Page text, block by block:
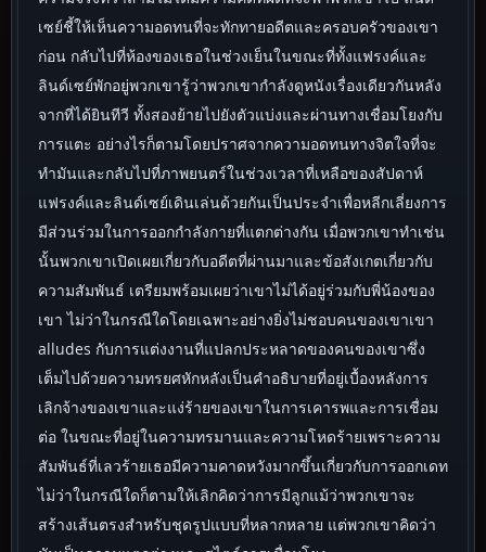
เซย์ชี้ให้เห็นความอดทนที่จะทักทายอดีตและครอบครัวของเขา
ก่อน กลับไปที่ห้องของเธอในช่วงเย็นในขณะที่ทั้งแฟรงค์และ
ลินด์เซย์พักอยู่พวกเขารู้ว่าพวกเขากำลังดูหนังเรื่องเดียวกันหลัง
จากที่ได้ยินทีวี ทั้งสองย้ายไปยังตัวแบ่งและผ่านทางเชื่อมโยงกับ
การแตะ อย่างไรก็ตามโดยปราศจากความอดทนทางจิตใจที่จะ
ทำมันและกลับไปที่ภาพยนตร์ในช่วงเวลาที่เหลือของสัปดาห์
แฟรงค์และลินด์เซย์เดินเล่นด้วยกันเป็นประจำเพื่อหลีกเลี่ยงการ
มีส่วนร่วมในการออกกำลังกายที่แตกต่างกัน เมื่อพวกเขาทำเช่น
นั้นพวกเขาเปิดเผยเกี่ยวกับอดีตที่ผ่านมาและข้อสังเกตเกี่ยวกับ
ความสัมพันธ์ เตรียมพร้อมเผยว่าเขาไม่ได้อยู่ร่วมกับพี่น้องของ
เขา ไม่ว่าในกรณีใดโดยเฉพาะอย่างยิ่งไม่ชอบคนของเขาเขา
alludes กับการแต่งงานที่แปลกประหลาดของคนของเขาซึ่ง
เต็มไปด้วยความทรยศหักหลังเป็นคำอธิบายที่อยู่เบื้องหลังการ
เลิกจ้างของเขาและแง่ร้ายของเขาในการเคารพและการเชื่อม
ต่อ ในขณะที่อยู่ในความทรมานและความโหดร้ายเพราะความ
สัมพันธ์ที่เลวร้ายเธอมีความคาดหวังมากขึ้นเกี่ยวกับการออกเดท
ไม่ว่าในกรณีใดก็ตามให้เลิกคิดว่าการมีลูกแม้ว่าพวกเขาจะ
สร้างเส้นตรงสำหรับชุดรูปแบบที่หลากหลาย แต่พวกเขาคิดว่า